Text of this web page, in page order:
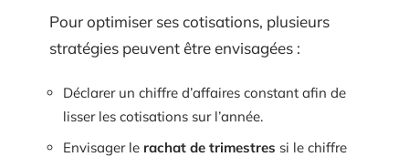
Pour optimiser ses cotisations, plusieurs
stratégies peuvent être envisagées :
Déclarer un chiffre d’affaires constant afin de
lisser les cotisations sur l’année.
Envisager le rachat de trimestres si le chiffre